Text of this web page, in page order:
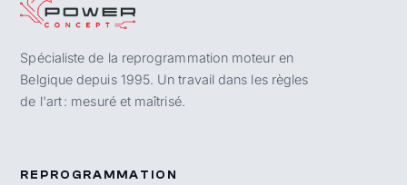
Spécialiste de la reprogrammation moteur en
Belgique depuis 1995. Un travail dans les règles
de l'art : mesuré et maîtrisé.
REPROGRAMMATION